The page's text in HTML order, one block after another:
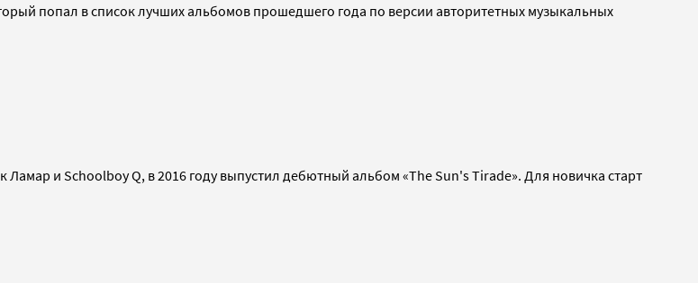
попал в список лучших альбомов прошедшего года по версии авторитетных музыкальных
и Schoolboy Q, в 2016 году выпустил дебютный альбом «The Sun's Tirade». Для новичка старт